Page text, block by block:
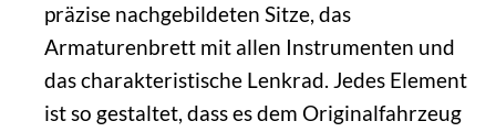
präzise nachgebildeten Sitze, das
Armaturenbrett mit allen Instrumenten und
das charakteristische Lenkrad. Jedes Element
ist so gestaltet, dass es dem Originalfahrzeug